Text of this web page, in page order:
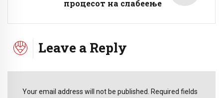
процесот на слабеење
Leave a Reply
Your email address will not be published. Required fields